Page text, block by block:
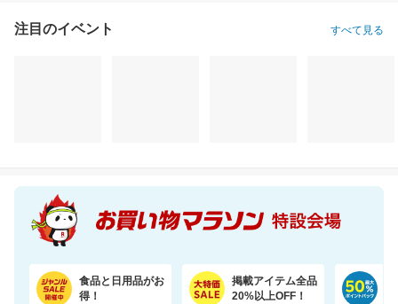
注目のイベント すべて見る
食品と日用品がお
得！
掲載アイテム全品
20%以上OFF！